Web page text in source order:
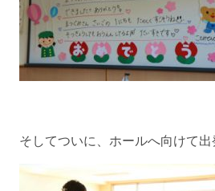
そしてついに、ホールへ向けて出